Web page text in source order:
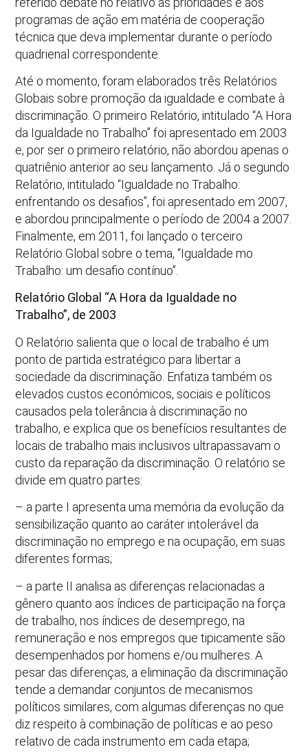
programas de ação em matéria de cooperação
técnica que deva implementar durante o período
quadrienal correspondente.
Até o momento, foram elaborados três Relatórios
Globais sobre promoção da igualdade e combate à
discriminação. O primeiro Relatório, intitulado “A Hora
da Igualdade no Trabalho” foi apresentado em 2003
e, por ser o primeiro relatório, não abordou apenas o
quatriênio anterior ao seu lançamento. Já o segundo
Relatório, intitulado “Igualdade no Trabalho:
enfrentando os desafios”, foi apresentado em 2007,
e abordou principalmente o período de 2004 a 2007.
Finalmente, em 2011, foi lançado o terceiro
Relatório Global sobre o tema, “Igualdade mo
Trabalho: um desafio contínuo”.
Relatório Global “A Hora da Igualdade no
Trabalho”, de 2003
O Relatório salienta que o local de trabalho é um
ponto de partida estratégico para libertar a
sociedade da discriminação. Enfatiza também os
elevados custos económicos, sociais e políticos
causados pela tolerância à discriminação no
trabalho, e explica que os benefícios resultantes de
locais de trabalho mais inclusivos ultrapassavam o
custo da reparação da discriminação. O relatório se
divide em quatro partes:
– a parte I apresenta uma memória da evolução da
sensibilização quanto ao caráter intolerável da
discriminação no emprego e na ocupação, em suas
diferentes formas;
– a parte II analisa as diferenças relacionadas a
gênero quanto aos índices de participação na força
de trabalho, nos índices de desemprego, na
remuneração e nos empregos que tipicamente são
desempenhados por homens e/ou mulheres. A
pesar das diferenças, a eliminação da discriminação
tende a demandar conjuntos de mecanismos
políticos similares, com algumas diferenças no que
diz respeito à combinação de políticas e ao peso
relativo de cada instrumento em cada etapa;